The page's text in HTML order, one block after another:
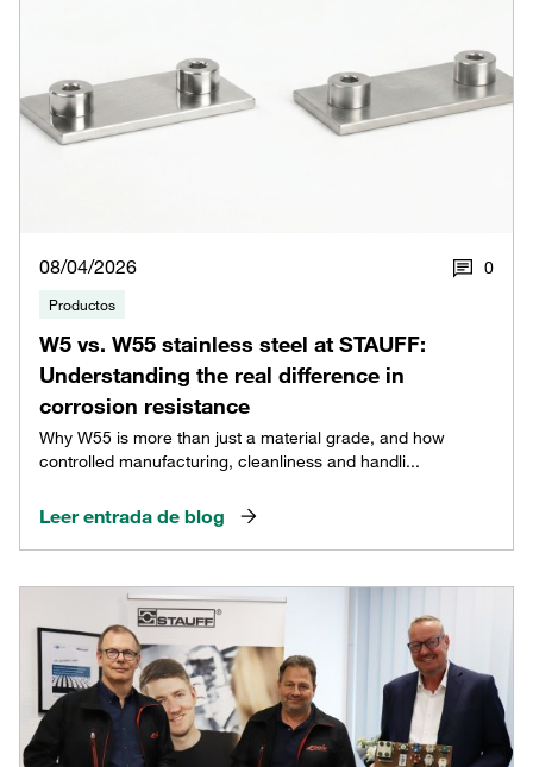
08/04/2026 0
Productos
W5 vs. W55 stainless steel at STAUFF:
Understanding the real difference in
corrosion resistance
Why W55 is more than just a material grade, and how
controlled manufacturing, cleanliness and handli...
Leer entrada de blog